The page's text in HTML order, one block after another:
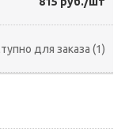
для заказа (1)